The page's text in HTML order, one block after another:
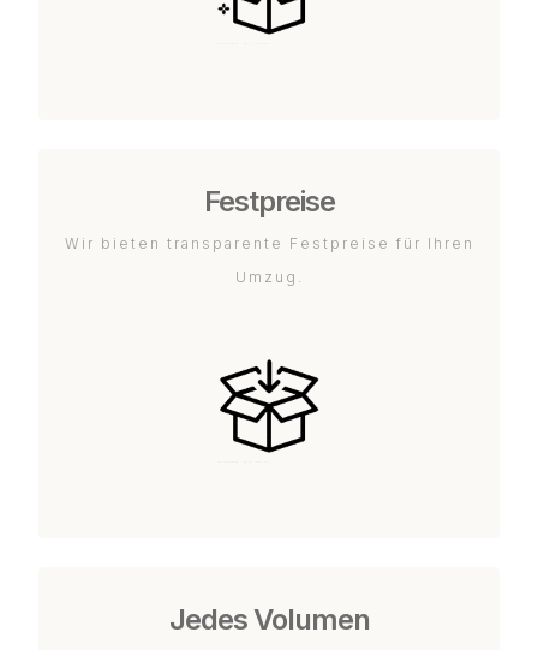
Festpreise
Wir bieten transparente Festpreise für Ihren
Umzug.
Jedes Volumen